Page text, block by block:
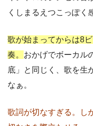
くしまるえつこっぽく
歌が始まってからは8
奏。 おかげでボーカル
底」と同じく、歌を生
なぁ。
歌詞が切なすぎる。し